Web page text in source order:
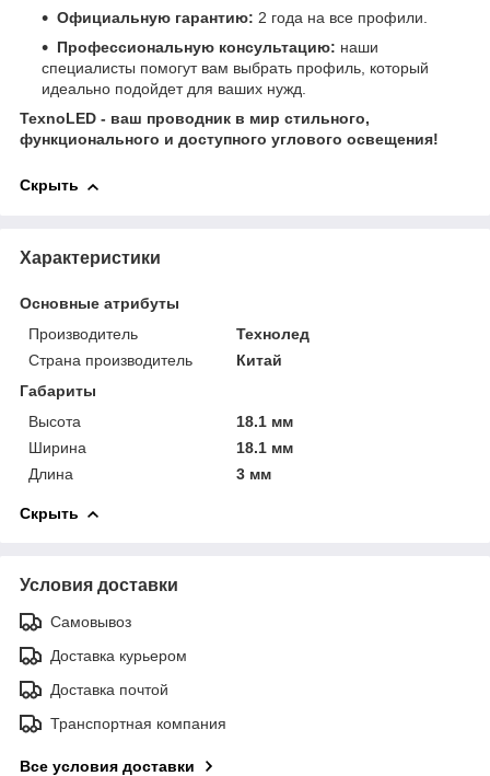
Официальную гарантию: 2 года на все профили.
Профессиональную консультацию: наши
специалисты помогут вам выбрать профиль, который
идеально подойдет для ваших нужд.
TexnoLED - ваш проводник в мир стильного,
функционального и доступного углового освещения!
Скрыть
Характеристики
Основные атрибуты
Производитель
Технолед
Страна производитель
Китай
Габариты
Высота
18.1 мм
Ширина
18.1 мм
Длина
3 мм
Скрыть
Условия доставки
Самовывоз
Доставка курьером
Доставка почтой
Транспортная компания
Все условия доставки